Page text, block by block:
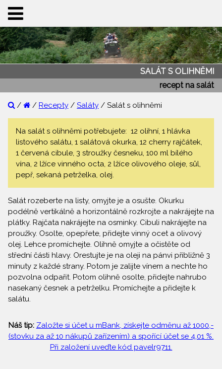
SALÁT S OLIHNĚMI
recept na salát
/ / Recepty / Saláty / Salát s olihněmi
Na salát s olihněmi potřebujete: 12 olihní, 1 hlávka
listového salátu, 1 salátová okurka, 12 cherry rajčátek,
1 červená cibule, 3 stroužky česneku, 100 ml bílého
vína, 2 lžíce vinného octa, 2 lžíce olivového oleje, sůl,
pepř, sekaná petrželka, olej.
Salát rozeberte na listy, omyjte je a osušte. Okurku
podélně vertikálně a horizontálně rozkrojte a nakrájejte na
plátky. Rajčata nakrájejte na osminky. Cibuli nakrájejte na
proužky. Osolte, opepřete, přidejte vinný ocet a olivový
olej. Lehce promíchejte. Olihně omyjte a očistěte od
střední části hlavy. Orestujte je na oleji na pánvi přibližně 3
minuty z každé strany. Potom je zalijte vínem a nechte ho
pozvolna odpařit. Potom olihně osolte, přidejte nahrubo
nasekaný česnek a petrželku. Promíchejte a přidejte k
salátu.
Náš tip: Založte si účet u mBank, získejte odměnu až 1000,-
(stovku za až 10 nákupů zařízením) a spořící účet se 4,01 %.
Při založení uveďte kód pavelr9711.